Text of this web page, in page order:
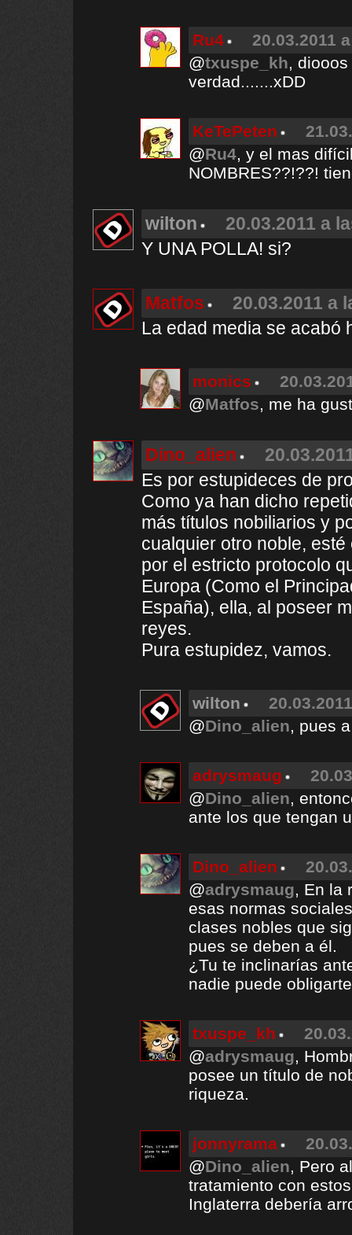
Ru4
20.03.2011
@txuspe_kh,
verdad.......xDD
KeTePeten
@Ru4, y el mas
NOMBRES??!??!
wilton
20.03.2011 a
Y UNA POLLA! si?
Matfos
20.03.2011 a
La edad media se acabó
monics
@Matfos, me ha
Dino_alien
Es por estupideces de
Como ya han dicho
más títulos nobiliarios y
cualquier otro noble,
por el estricto protocolo
Europa (Como el
España), ella, al poseer
reyes.
Pura estupidez, vamos.
wilton
@Dino_alien, pues
adrysmaug
@Dino_alien,
ante los que tengan
Dino_alien
@adrysmaug, En la
esas normas
clases nobles que
pues se deben a él.
¿Tu te inclinarías
nadie puede
txuspe_kh
@adrysmaug,
posee un título de
riqueza.
jonnyrama
@Dino_alien, Pero
tratamiento con
Inglaterra debería